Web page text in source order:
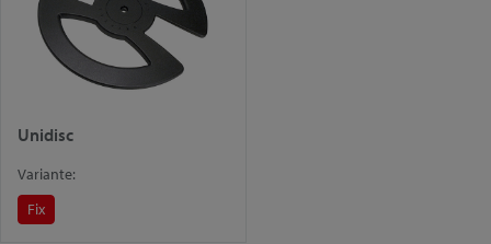
Unidisc
Variante:
Fix